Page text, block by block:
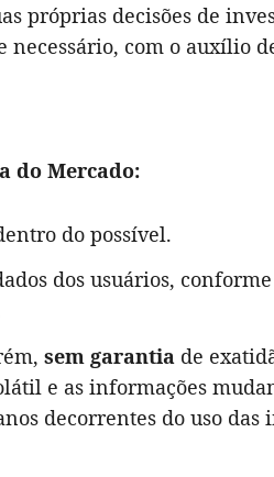
próprias decisões de
necessário, com o auxílio
do Mercado:
do possível.
dos usuários,
sem garantia de
e as informações
decorrentes do uso